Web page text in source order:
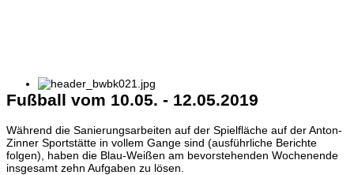
Fußball vom 10.05. - 12.05.2019
Während die Sanierungsarbeiten auf der Spielfläche auf der Anton-
Zinner Sportstätte in vollem Gange sind (ausführliche Berichte
folgen), haben die Blau-Weißen am bevorstehenden Wochenende
insgesamt zehn Aufgaben zu lösen.